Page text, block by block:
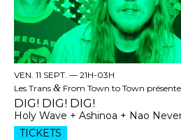
VEN. 11 SEPT. — 21H-03H
Les Trans & From Town to Town
DIG! DIG! DIG!
Holy Wave + Ashinoa + Nao
TICKETS